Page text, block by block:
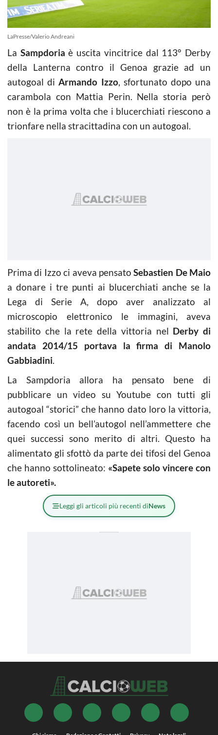
LaPresse/Valerio Andreani
La Sampdoria è uscita vincitrice dal 113° Derby
della Lanterna contro il Genoa grazie ad un
autogoal diArmando Izzo, sfortunato dopo una
carambola con Mattia Perin. Nella storia però
non è la prima volta che i blucerchiati riescono a
trionfare nella stracittadina con un autogoal.
Prima di Izzo ci aveva pensatoSebastien De Maio
a donare i tre punti ai blucerchiati anche se la
Lega di Serie A, dopo aver analizzato al
microscopio elettronico le immagini, aveva
stabilito che la rete della vittoria nel Derby di
andata 2014/15
portava la firma di Manolo
Gabbiadini.
La Sampdoria allora ha pensato bene di
pubblicare un video su Youtube con tutti gli
autogoal “storici” che hanno dato loro la vittoria,
facendo così un bell’autogol nell’ammettere che
quei successi sono merito di altri. Questo ha
alimentato gli sfottò da parte dei tifosi del Genoa
che hanno sottolineato: «Sapete solo vincere con
le autoreti».
Leggi gli articoli più recenti diNews